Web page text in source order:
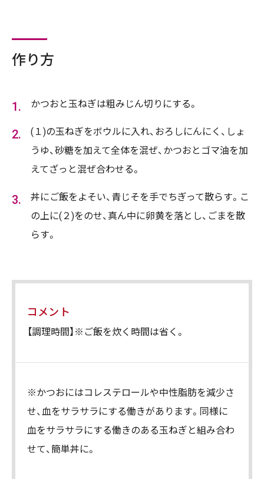
作り方
かつおと玉ねぎは粗みじん切りにする。
(１)の玉ねぎをボウルに入れ、おろしにんにく、しょ
うゆ、砂糖を加えて全体を混ぜ、かつおとゴマ油を加
えてざっと混ぜ合わせる。
丼にご飯をよそい、青じそを手でちぎって散らす。こ
の上に(２)をのせ、真ん中に卵黄を落とし、ごまを散
らす。
コメント
【調理時間】※ご飯を炊く時間は省く。
※かつおにはコレステロールや中性脂肪を減少さ
せ、血をサラサラにする働きがあります。同様に
血をサラサラにする働きのある玉ねぎと組み合わ
せて、簡単丼に。